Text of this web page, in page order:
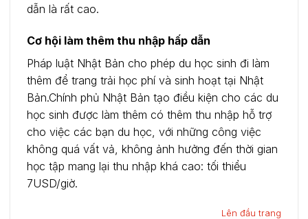
dẫn là rất cao.
Cơ hội làm thêm thu nhập hấp dẫn
Pháp luật Nhật Bản cho phép du học sinh đi làm
thêm để trang trải học phí và sinh hoạt tại Nhật
Bản.Chính phủ Nhật Bản tạo điều kiện cho các du
học sinh được làm thêm có thêm thu nhập hỗ trợ
cho việc các bạn du học, với những công việc
không quá vất vả, không ảnh hưởng đến thời gian
học tập mang lại thu nhập khá cao: tối thiểu
7USD/giờ.
Lên đầu trang